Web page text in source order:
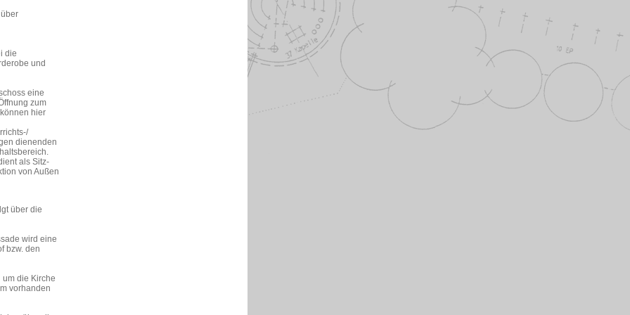
die
und
eine
zum
hier
dienenden
als Sitz-
von Außen
über die
wird eine
bzw. den
die Kirche
vorhanden